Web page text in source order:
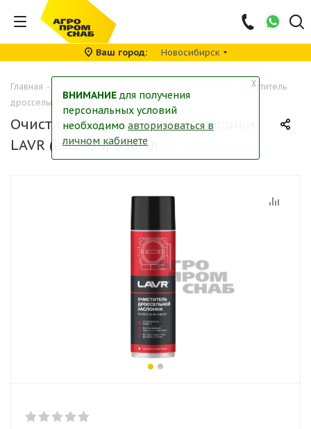
Ваш город Новосибирск
Главная -
Очиститель
дроссельной заслонки LAVR (LN1494) 650мл
Очиститель дроссельной заслонки
LAVR (LN1494) 650мл
╳
ВНИМАНИЕ для получения
персональных условий
необходимо авторизоваться в
личном кабинете